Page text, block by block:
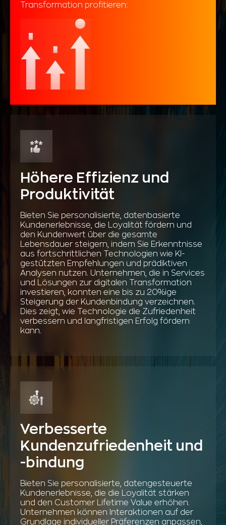
Transformation profitieren:
Höhere Effizienz und
Produktivität
Bieten Sie personalisierte, datenbasierte
Kundenerlebnisse, die Loyalität fördern und
den Kundenwert über die gesamte
Lebensdauer steigern, indem Sie Erkenntnisse
aus fortschrittlichen Technologien wie KI-
gestützten Empfehlungen und prädiktiven
Analysen nutzen. Unternehmen, die in Services
und Lösungen zur digitalen Transformation
investieren, konnten eine bis zu 20%ige
Steigerung der Kundenbindung verzeichnen.
Dies zeigt, wie Technologie die Zufriedenheit
verbessern und langfristigen Erfolg fördern
kann.
Verbesserte
Kundenzufriedenheit und
-bindung
Bieten Sie personalisierte, datengesteuerte
Kundenerlebnisse, die die Loyalität stärken
und den Customer Lifetime Value erhöhen.
Unternehmen können Interaktionen auf der
Grundlage individueller Präferenzen anpassen,